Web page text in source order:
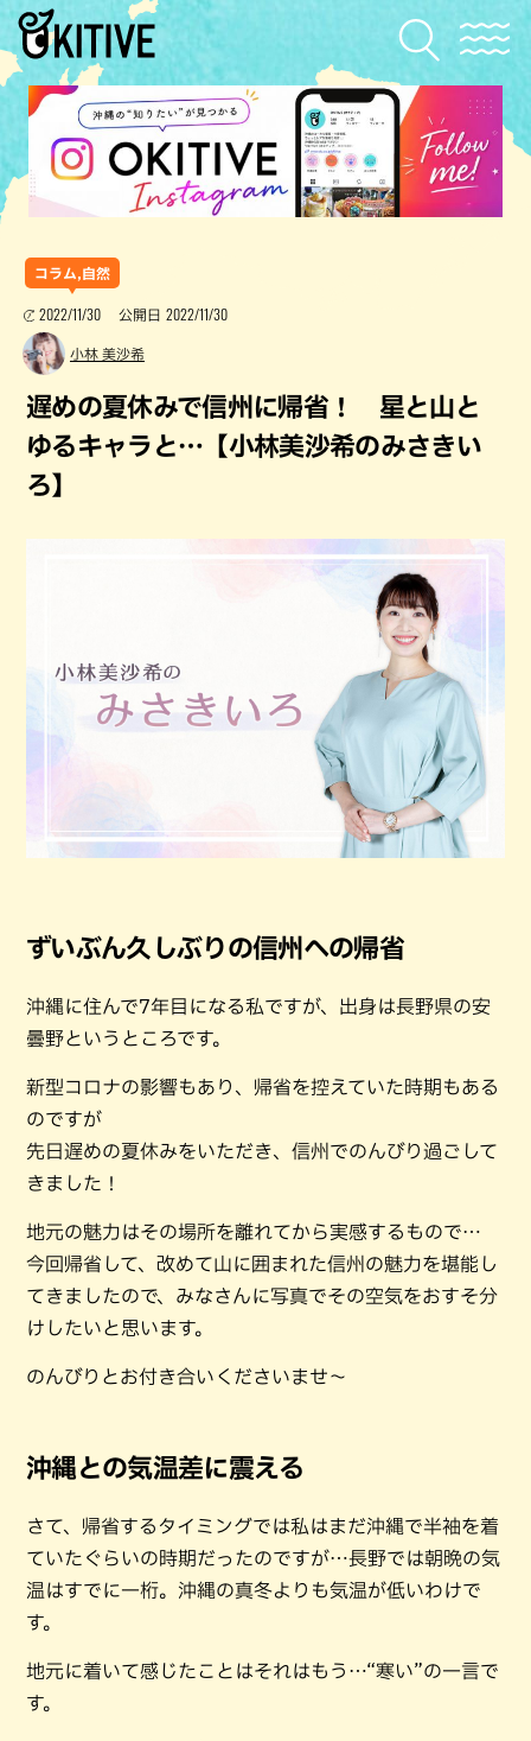
コラム,自然
2022/11/30 公開日 2022/11/30
小林 美沙希
遅めの夏休みで信州に帰省！ 星と山と
ゆるキャラと…【小林美沙希のみさきい
ろ】
ずいぶん久しぶりの信州への帰省
沖縄に住んで7年目になる私ですが、出身は長野県の安
曇野というところです。
新型コロナの影響もあり、帰省を控えていた時期もある
のですが
先日遅めの夏休みをいただき、信州でのんびり過ごして
きました！
地元の魅力はその場所を離れてから実感するもので…
今回帰省して、改めて山に囲まれた信州の魅力を堪能し
てきましたので、みなさんに写真でその空気をおすそ分
けしたいと思います。
のんびりとお付き合いくださいませ～
沖縄との気温差に震える
さて、帰省するタイミングでは私はまだ沖縄で半袖を着
ていたぐらいの時期だったのですが…長野では朝晩の気
温はすでに一桁。沖縄の真冬よりも気温が低いわけで
す。
地元に着いて感じたことはそれはもう…“寒い”の一言で
す。